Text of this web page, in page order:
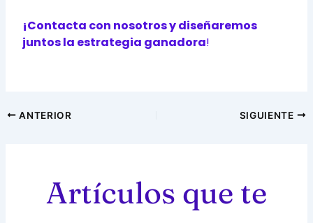
¡Contacta con nosotros y diseñaremos
juntos la estrategia ganadora!
ANTERIOR SIGUIENTE
Artículos que te